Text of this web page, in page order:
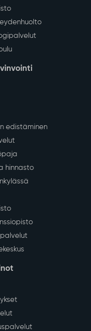
edistäminen
hinnasto